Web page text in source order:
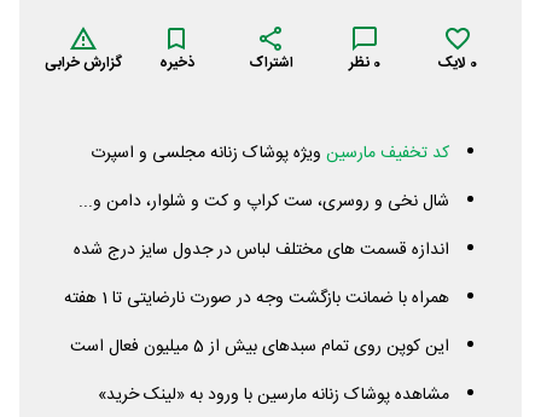
0 لایک 0 نظر اشتراک ذخیره گزارش خرابی
کد تخفیف مارسین ویژه پوشاک زنانه مجلسی و اسپرت
شال نخی و روسری، ست کراپ و کت و شلوار، دامن و...
اندازه قسمت های مختلف لباس در جدول سایز درج شده
همراه با ضمانت بازگشت وجه در صورت نارضایتی تا 1 هفته
این کوپن روی تمام سبدهای بیش از 5 میلیون فعال است
مشاهده پوشاک زنانه مارسین با ورود به «لینک خرید»